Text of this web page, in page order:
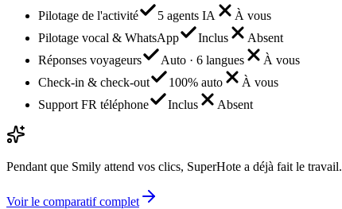
Pilotage de l'activité 5 agents IA
À vous
Pilotage vocal & WhatsApp
Inclus
Absent
Réponses voyageurs
Auto · 6 langues
À vous
Check-in & check-out
100% auto
À vous
Support FR téléphone
Inclus Absent
Pendant que Smily attend vos clics, SuperHote a déjà fait le travail.
Voir le comparatif complet